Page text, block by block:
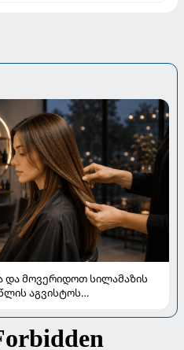
და მოვერიდოთ სილამაზის
აგვისტოს